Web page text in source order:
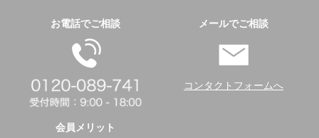
お電話でご相談 メールでご相談
コンタクトフォームへ
会員メリット